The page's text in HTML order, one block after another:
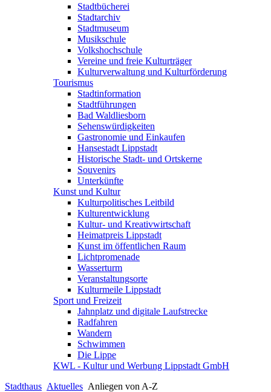
Stadtbücherei
Stadtarchiv
Stadtmuseum
Musikschule
Volkshochschule
Vereine und freie Kulturträger
Kulturverwaltung und Kulturförderung
Tourismus
Stadtinformation
Stadtführungen
Bad Waldliesborn
Sehenswürdigkeiten
Gastronomie und Einkaufen
Hansestadt Lippstadt
Historische Stadt- und Ortskerne
Souvenirs
Unterkünfte
Kunst und Kultur
Kulturpolitisches Leitbild
Kulturentwicklung
Kultur- und Kreativwirtschaft
Heimatpreis Lippstadt
Kunst im öffentlichen Raum
Lichtpromenade
Wasserturm
Veranstaltungsorte
Kulturmeile Lippstadt
Sport und Freizeit
Jahnplatz und digitale Laufstrecke
Radfahren
Wandern
Schwimmen
Die Lippe
KWL - Kultur und Werbung Lippstadt GmbH
Stadthaus Aktuelles Anliegen von A-Z